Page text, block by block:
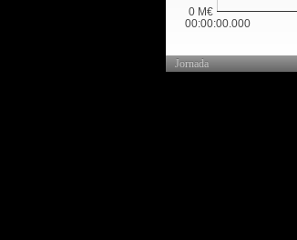
00:00:00.000
0 M€
Jornada